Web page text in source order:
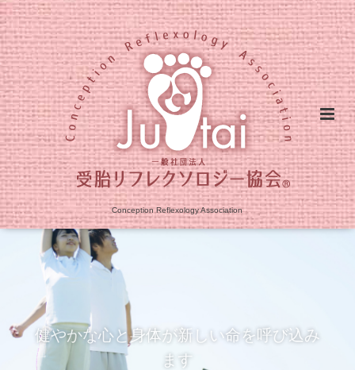
Conception Reflexology Association
健やかな心と身体が新しい命を呼び込み
ます